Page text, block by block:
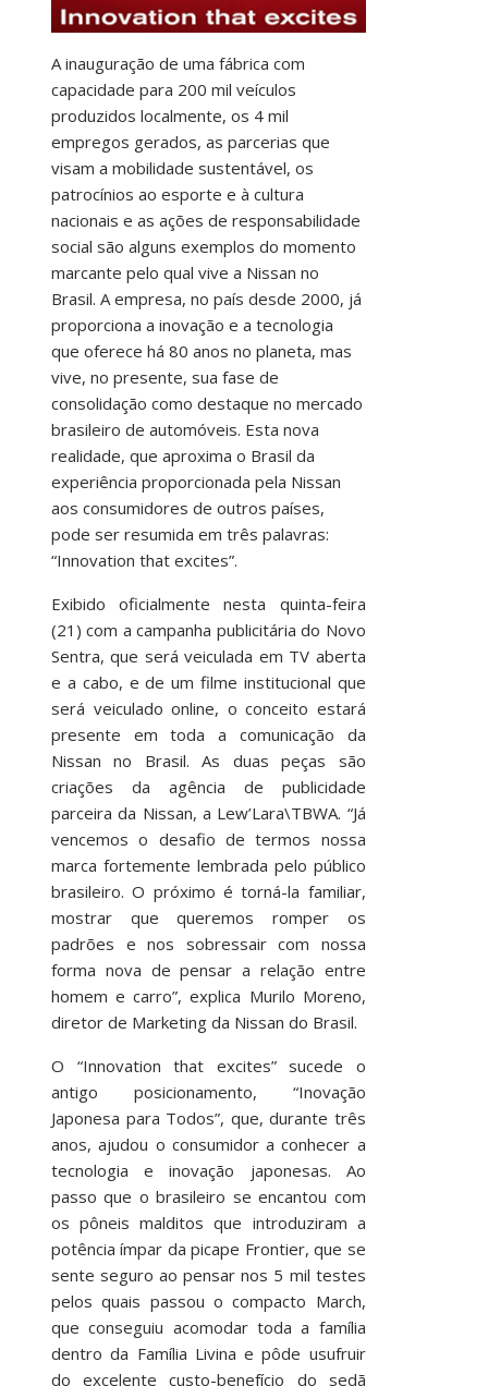
A inauguração de uma fábrica com
capacidade para 200 mil veículos
produzidos localmente, os 4 mil
empregos gerados, as parcerias que
visam a mobilidade sustentável, os
patrocínios ao esporte e à cultura
nacionais e as ações de responsabilidade
social são alguns exemplos do momento
marcante pelo qual vive a Nissan no
Brasil. A empresa, no país desde 2000, já
proporciona a inovação e a tecnologia
que oferece há 80 anos no planeta, mas
vive, no presente, sua fase de
consolidação como destaque no mercado
brasileiro de automóveis. Esta nova
realidade, que aproxima o Brasil da
experiência proporcionada pela Nissan
aos consumidores de outros países,
pode ser resumida em três palavras:
“Innovation that excites”.
Exibido oficialmente nesta quinta-feira
(21) com a campanha publicitária do Novo
Sentra, que será veiculada em TV aberta
e a cabo, e de um filme institucional que
será veiculado online, o conceito estará
presente em toda a comunicação da
Nissan no Brasil. As duas peças são
criações da agência de publicidade
parceira da Nissan, a Lew’Lara\TBWA. “Já
vencemos o desafio de termos nossa
marca fortemente lembrada pelo público
brasileiro. O próximo é torná-la familiar,
mostrar que queremos romper os
padrões e nos sobressair com nossa
forma nova de pensar a relação entre
homem e carro”, explica Murilo Moreno,
diretor de Marketing da Nissan do Brasil.
O “Innovation that excites” sucede o
antigo posicionamento, “Inovação
Japonesa para Todos”, que, durante três
anos, ajudou o consumidor a conhecer a
tecnologia e inovação japonesas. Ao
passo que o brasileiro se encantou com
os pôneis malditos que introduziram a
potência ímpar da picape Frontier, que se
sente seguro ao pensar nos 5 mil testes
pelos quais passou o compacto March,
que conseguiu acomodar toda a família
dentro da Família Livina e pôde usufruir
do excelente custo-benefício do sedã